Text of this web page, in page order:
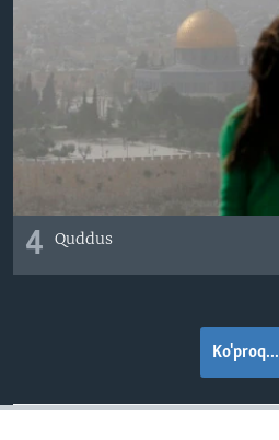
4 Quddus
Ko'proq...